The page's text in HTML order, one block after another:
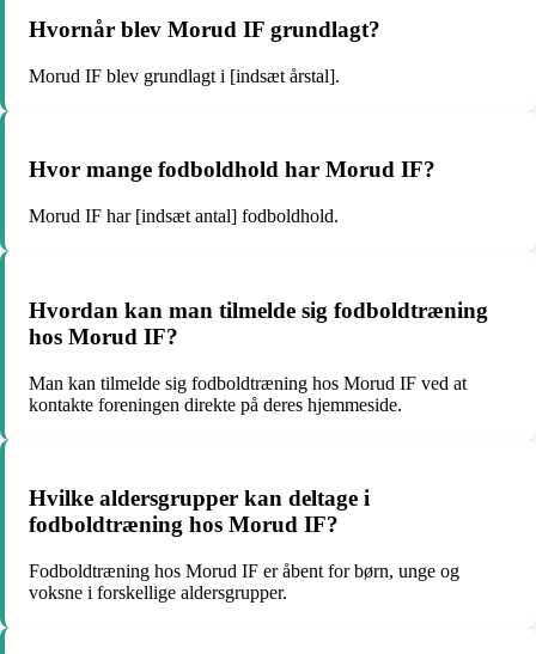
Hvornår blev Morud IF grundlagt?
Morud IF blev grundlagt i [indsæt årstal].
Hvor mange fodboldhold har Morud IF?
Morud IF har [indsæt antal] fodboldhold.
Hvordan kan man tilmelde sig fodboldtræning
hos Morud IF?
Man kan tilmelde sig fodboldtræning hos Morud IF ved at
kontakte foreningen direkte på deres hjemmeside.
Hvilke aldersgrupper kan deltage i
fodboldtræning hos Morud IF?
Fodboldtræning hos Morud IF er åbent for børn, unge og
voksne i forskellige aldersgrupper.